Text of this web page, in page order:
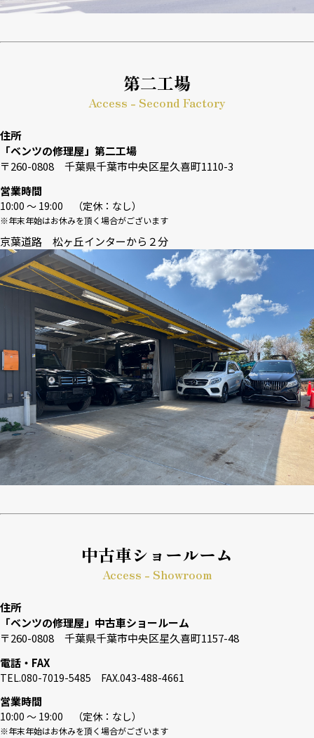
第二工場
Access - Second Factory
住所
「ベンツの修理屋」第二工場
〒260-0808 千葉県千葉市中央区星久喜町1110-3
営業時間
10:00 〜 19:00 （定休：なし）
※年末年始はお休みを頂く場合がございます
京葉道路 松ヶ丘インターから２分
中古車ショールーム
Access - Showroom
住所
「ベンツの修理屋」中古車ショールーム
〒260-0808 千葉県千葉市中央区星久喜町1157-48
電話・FAX
TEL.080-7019-5485 FAX.043-488-4661
営業時間
10:00 〜 19:00 （定休：なし）
※年末年始はお休みを頂く場合がございます